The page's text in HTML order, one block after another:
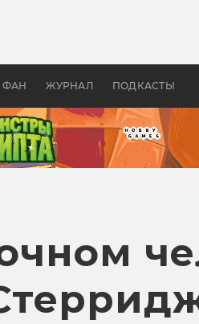
ФАН ЖУРНАЛ ПОДКАСТЫ
Древней Грецией